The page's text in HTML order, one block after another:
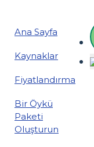
Ana Sayfa
Kaynaklar
Fiyatlandırma
Bir Öykü
Paketi
Oluşturun